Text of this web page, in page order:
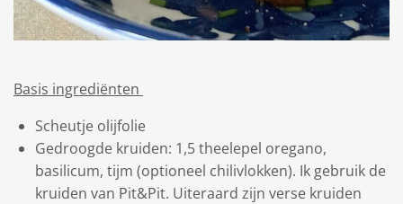
Basis ingrediënten
Scheutje olijfolie
Gedroogde kruiden: 1,5 theelepel oregano,
basilicum, tijm (optioneel chilivlokken). Ik gebruik de
kruiden van Pit&Pit. Uiteraard zijn verse kruiden